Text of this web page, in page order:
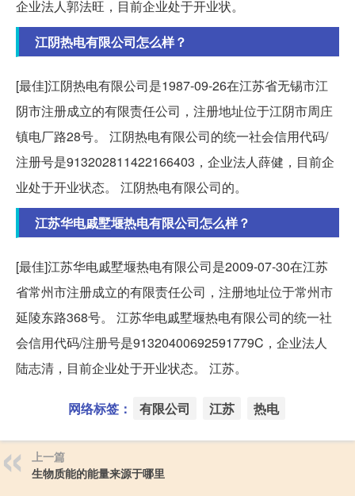
企业法人郭法旺，目前企业处于开业状。
江阴热电有限公司怎么样？
[最佳]江阴热电有限公司是1987-09-26在江苏省无锡市江
阴市注册成立的有限责任公司，注册地址位于江阴市周庄
镇电厂路28号。 江阴热电有限公司的统一社会信用代码/
注册号是913202811422166403，企业法人薛健，目前企
业处于开业状态。 江阴热电有限公司的。
江苏华电戚墅堰热电有限公司怎么样？
[最佳]江苏华电戚墅堰热电有限公司是2009-07-30在江苏
省常州市注册成立的有限责任公司，注册地址位于常州市
延陵东路368号。 江苏华电戚墅堰热电有限公司的统一社
会信用代码/注册号是91320400692591779C，企业法人
陆志清，目前企业处于开业状态。 江苏。
网络标签： 有限公司 江苏 热电
上一篇
生物质能的能量来源于哪里